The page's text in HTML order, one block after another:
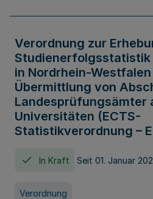
Verordnung zur
Studienerfolgsstatistik
in Nordrhein-
Übermittlung von
Landesprüfungsämter
Universitäten (ECTS-
Statistikverordnung –
In Kraft Seit 01. Januar
Verordnung